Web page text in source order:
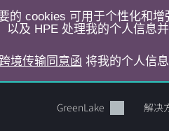
的 cookies 可用于个性化和增
以及 HPE 处理我的个人信息
境传输同意函 将我的个人信
GreenLake 解决